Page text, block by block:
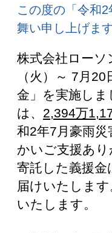
この度の「令和
舞い申し上げます
株式会社ローソ
（火）～ 7月
金」を実施し
は、 2,394万
和2年7月豪雨
かいご支援あ
寄託した義援
届けいたしま
いたします。